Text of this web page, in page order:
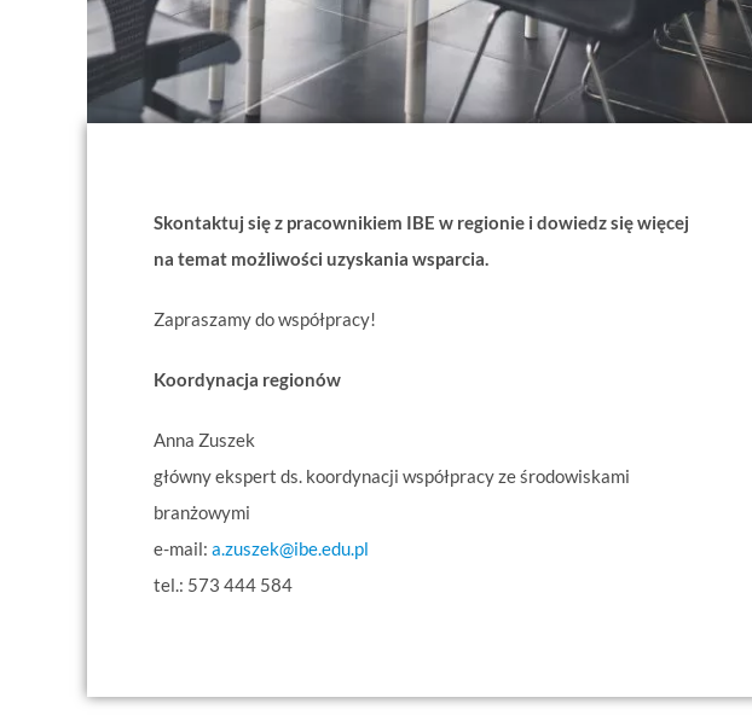
Skontaktuj się z pracownikiem IBE w regionie i dowiedz się więcej
na temat możliwości uzyskania wsparcia.
Zapraszamy do współpracy!
Koordynacja regionów
Anna Zuszek
główny ekspert ds. koordynacji współpracy ze środowiskami
branżowymi
e-mail: a.zuszek@ibe.edu.pl
tel.: 573 444 584